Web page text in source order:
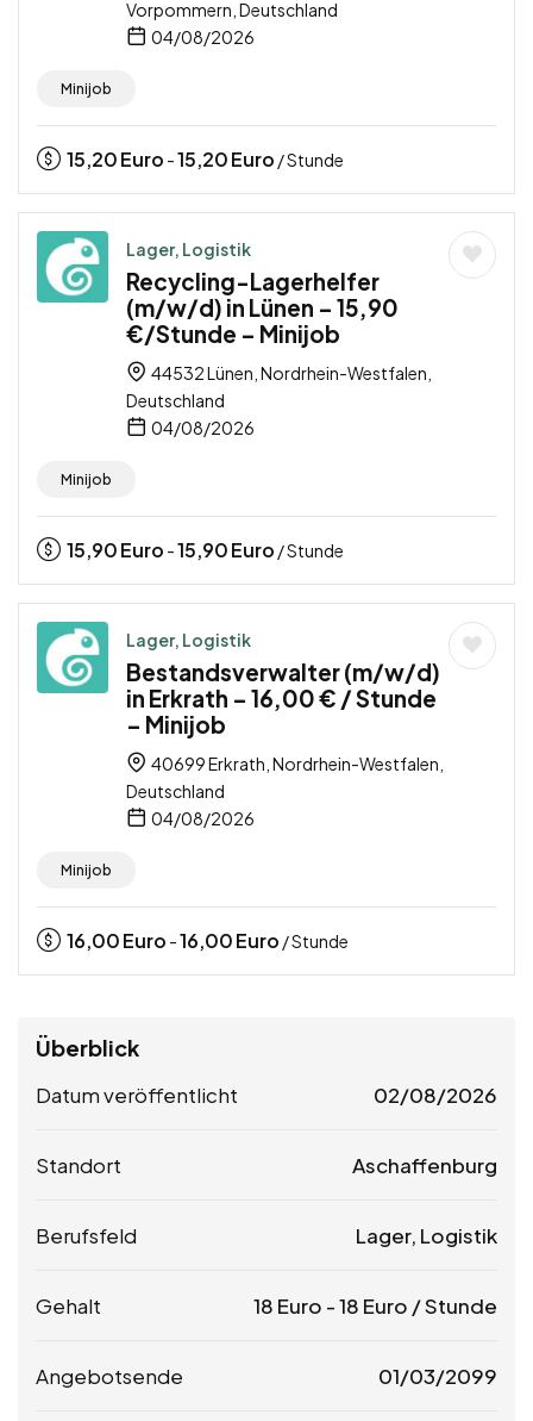
Vorpommern, Deutschland
04/08/2026
Minijob
15,20Euro -15,20Euro / Stunde
Lager, Logistik
Recycling-Lagerhelfer
(m/w/d) in Lünen – 15,90
€/Stunde – Minijob
44532 Lünen, Nordrhein-Westfalen,
Deutschland
04/08/2026
Minijob
15,90Euro -15,90Euro / Stunde
Lager, Logistik
Bestandsverwalter (m/w/d)
in Erkrath – 16,00 € / Stunde
– Minijob
40699 Erkrath, Nordrhein-Westfalen,
Deutschland
04/08/2026
Minijob
16,00Euro -16,00Euro / Stunde
Überblick
Datum veröffentlicht 02/08/2026
Standort Aschaffenburg
Berufsfeld Lager, Logistik
Gehalt 18 Euro -18 Euro / Stunde
Angebotsende 01/03/2099